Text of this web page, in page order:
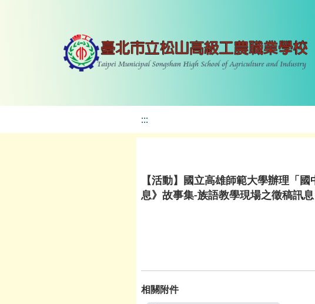
:::
【活動】國立高雄師範大學辦理「
息》故事集-族語教學現場之徵稿訊息
相關附件